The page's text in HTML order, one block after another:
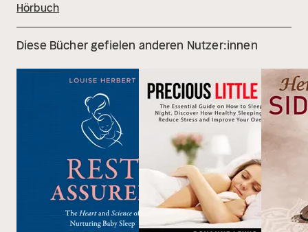
Hörbuch
Diese Bücher gefielen anderen Nutzer:innen